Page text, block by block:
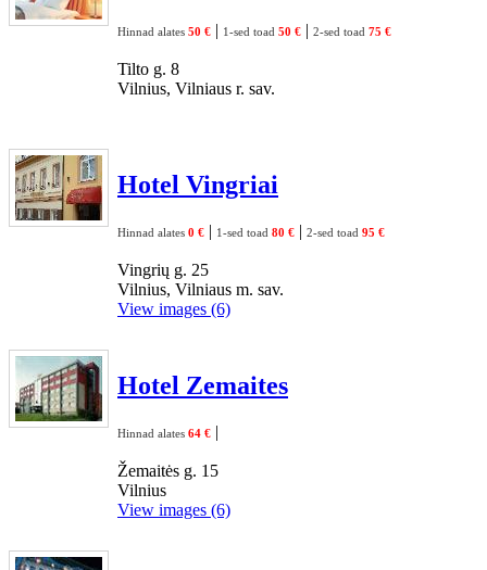
Hinnad alates 50 € | 1-sed toad 50 € | 2-sed toad 75 €
Tilto g. 8
Vilnius, Vilniaus r. sav.
Hotel Vingriai
Hinnad alates 0 € | 1-sed toad 80 € | 2-sed toad 95 €
Vingrių g. 25
Vilnius, Vilniaus m. sav.
View images (6)
Hotel Zemaites
Hinnad alates 64 € |
Žemaitės g. 15
Vilnius
View images (6)